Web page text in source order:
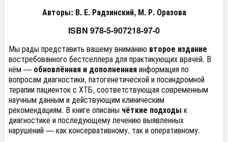
Авторы: В. Е. Радзинский, М. Р. Оразова
ISBN 978-5-907218-97-0
Мы рады представить вашему вниманию второе издание
востребованного бестселлера для практикующих врачей. В
нём — обновлённая и дополненнаяинформация по
вопросам диагностики, патогенетической и посиндромной
терапии пациенток с ХТБ, соответствующая современным
научным данным и действующим клиническим
рекомендациям. В книге описаны чёткие подходы к
диагностике и последующему лечению выявленных
нарушений — как консервативному, так и оперативному.